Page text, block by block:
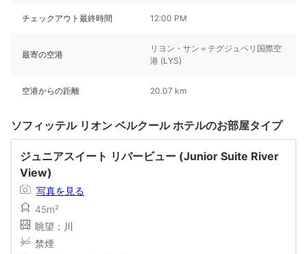
チェックアウト最終時間 12:00 PM
最寄の空港
リヨン・サン＝テグジュペリ国際空
港 (LYS)
空港からの距離 20.07 km
ソフィッテル リオン ベルクール ホテルのお部屋タイプ
ジュニアスイート リバービュー (Junior Suite River
View)
写真を見る
45m²
眺望：川
禁煙